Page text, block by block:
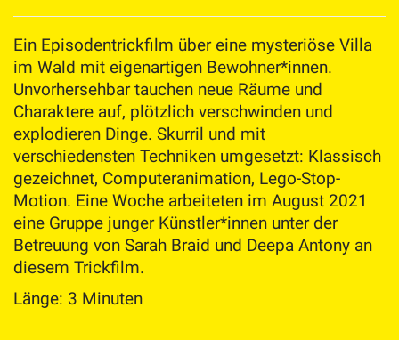
Ein Episodentrickfilm über eine mysteriöse Villa
im Wald mit eigenartigen Bewohner*innen.
Unvorhersehbar tauchen neue Räume und
Charaktere auf, plötzlich verschwinden und
explodieren Dinge. Skurril und mit
verschiedensten Techniken umgesetzt: Klassisch
gezeichnet, Computeranimation, Lego-Stop-
Motion. Eine Woche arbeiteten im August 2021
eine Gruppe junger Künstler*innen unter der
Betreuung von Sarah Braid und Deepa Antony an
diesem Trickfilm.
Länge: 3 Minuten